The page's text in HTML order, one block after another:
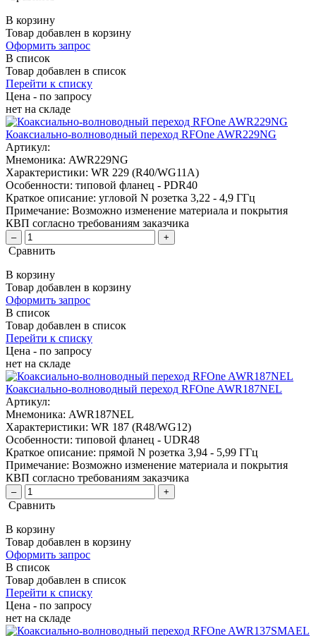
В корзину
Товар добавлен в корзину
Оформить запрос
В список
Товар добавлен в список
Перейти к списку
Цена - по запросу
нет на складе
Коаксиально-волноводный переход RFOne AWR229NG
Артикул:
Мнемоника: AWR229NG
Характеристики: WR 229 (R40/WG11A)
Особенности: типовой фланец - PDR40
Краткое описание: угловой N розетка 3,22 - 4,9 ГГц
Примечание: Возможно изменение материала и покрытия
КВП согласно требованиям заказчика
– +
Сравнить
В корзину
Товар добавлен в корзину
Оформить запрос
В список
Товар добавлен в список
Перейти к списку
Цена - по запросу
нет на складе
Коаксиально-волноводный переход RFOne AWR187NEL
Артикул:
Мнемоника: AWR187NEL
Характеристики: WR 187 (R48/WG12)
Особенности: типовой фланец - UDR48
Краткое описание: прямой N розетка 3,94 - 5,99 ГГц
Примечание: Возможно изменение материала и покрытия
КВП согласно требованиям заказчика
– +
Сравнить
В корзину
Товар добавлен в корзину
Оформить запрос
В список
Товар добавлен в список
Перейти к списку
Цена - по запросу
нет на складе